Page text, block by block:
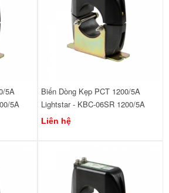
5A
5A
Biến Dòng Kẹp PCT 1200/5A
Lightstar - KBC-06SR 1200/5A
Liên hệ